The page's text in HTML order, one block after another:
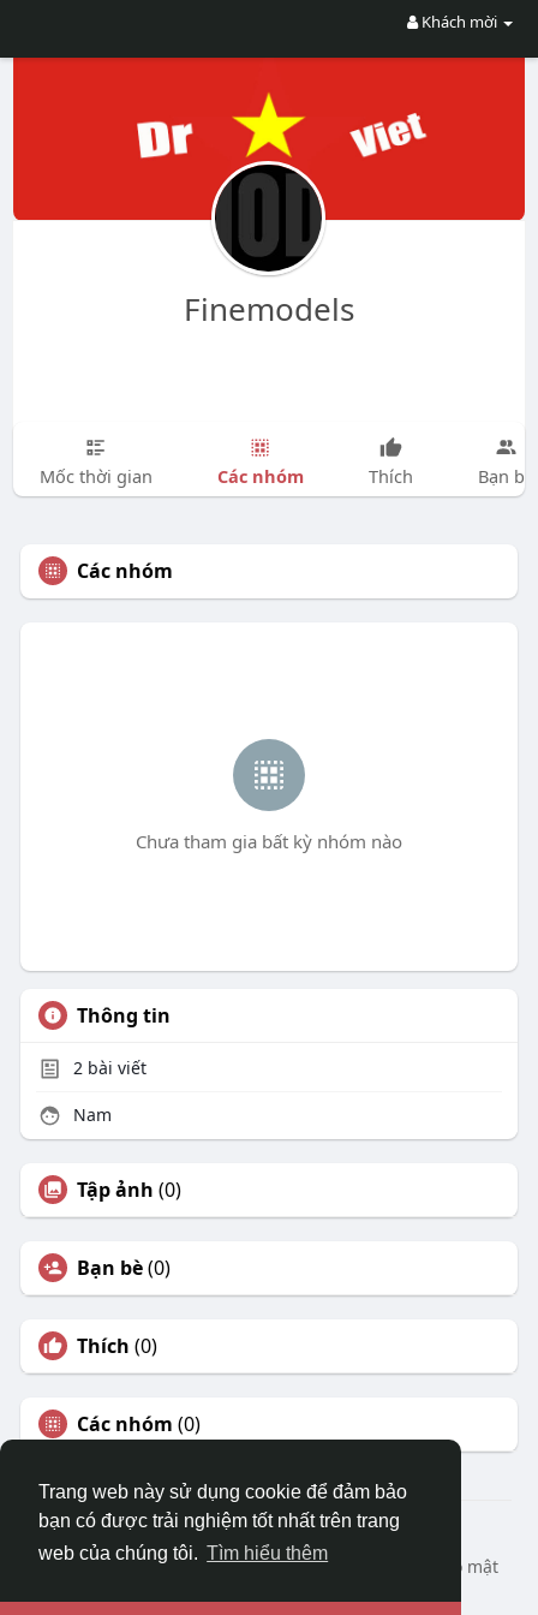
Trang web này sử dụng cookie để đảm bảo
bạn có được trải nghiệm tốt nhất trên trang
web của chúng tôi. Tìm hiểu thêm
Khách mời
Finemodels
Mốc thời gian Các nhóm Thích Bạn bè
Các nhóm
Chưa tham gia bất kỳ nhóm nào
Thông tin
2bài viết
Nam
Tập ảnh (0)
Bạn bè(0)
Thích (0)
Các nhóm (0)
© 2026 DRVIET.COM
Nhà
Bao Quát Liên hệ chúng tôi
Chính sách bảo mật